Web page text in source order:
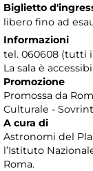
Biglietto
libero fino ad
Informazioni
tel. 060608 (tutti i
La sala è
Promozione
Promossa da
Culturale -
A cura di
Astronomi del
l’Istituto
Roma.